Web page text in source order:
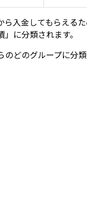
入金してもらえる
に分類されます。
どのグループに分